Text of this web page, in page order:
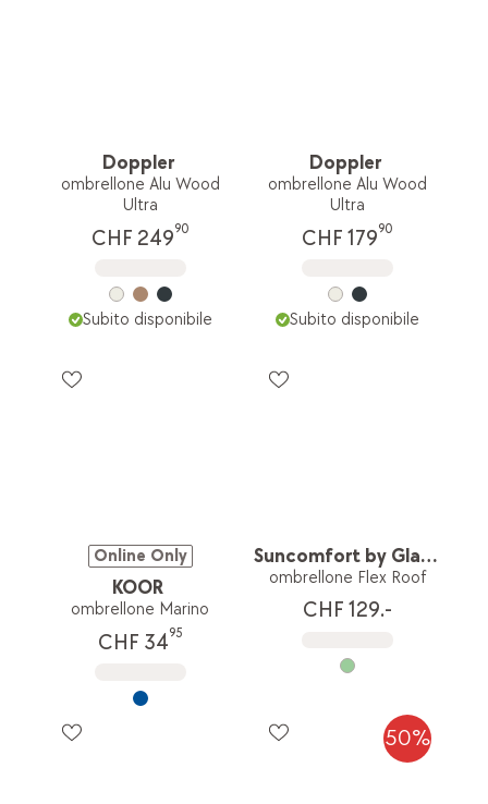
Doppler
ombrellone Alu Wood
Ultra
CHF 24990
Subito disponibile
Doppler
ombrellone Alu Wood
Ultra
CHF 17990
Subito disponibile
Online Only
KOOR
ombrellone Marino
CHF 3495
Suncomfort by Glatz
ombrellone Flex Roof
CHF 129.-
50%